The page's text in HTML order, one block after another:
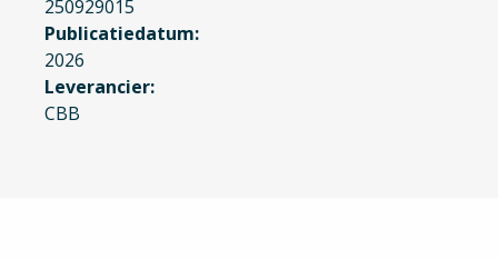
250929015
Publicatiedatum
2026
Leverancier
CBB